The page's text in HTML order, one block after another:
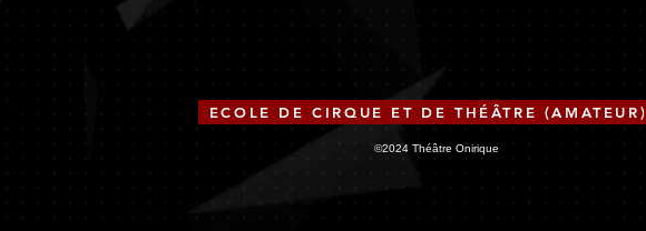
ECOLE DE CIRQUE ET DE THÉÂTRE (AMATEUR)
©2024 Théâtre Onirique